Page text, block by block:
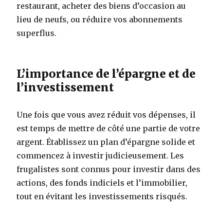
restaurant, acheter des biens d’occasion au
lieu de neufs, ou réduire vos abonnements
superflus.
L’importance de l’épargne et de
l’investissement
Une fois que vous avez réduit vos dépenses, il
est temps de mettre de côté une partie de votre
argent. Établissez un plan d’épargne solide et
commencez à investir judicieusement. Les
frugalistes sont connus pour investir dans des
actions, des fonds indiciels et l’immobilier,
tout en évitant les investissements risqués.